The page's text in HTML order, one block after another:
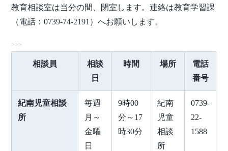
教育相談室は当分の間、閉室します。連絡は教育学習課
（電話：0739-74-2191）へお願いします。
相談員
相談
日
時間 場所
電話
番号
紀南児童相談
所
毎週
月～
金曜
日
9時00
分～17
時30分
紀南
児童
相談
所
0739-
22-
1588